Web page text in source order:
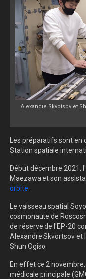
Alexandre Skvotsov et
Les préparatifs sont en
Station spatiale
Début décembre 2021,
Maezawa et son
orbite.
Le vaisseau spatial
cosmonaute de
de réserve de l'EP-20
Alexandre Skvortsov et
Shun Ogiso.
En effet ce 2 novembre,
médicale principale